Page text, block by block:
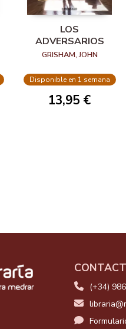
LOS
ADVERSARIOS
GRISHAM, JOHN
Disponible en 1 semana
13,95 €
(+34)